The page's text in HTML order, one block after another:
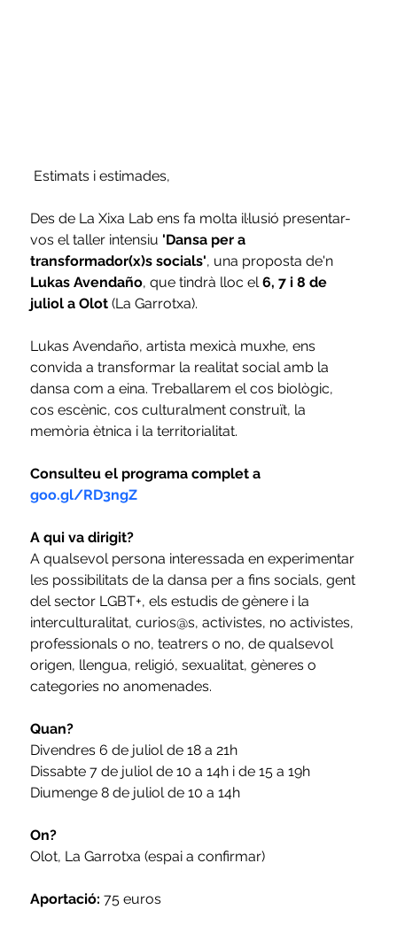
Estimats i estimades,
Des de La Xixa Lab ens fa molta il·lusió presentar-
vos el taller intensiu 'Dansa per a
transformador(x)s socials', una proposta de'n
Lukas Avendaño, que tindrà lloc el 6, 7 i 8 de
juliol a Olot (La Garrotxa).
Lukas Avendaño, artista mexicà muxhe, ens
convida a transformar la realitat social amb la
dansa com a eina. Treballarem el cos biològic,
cos escènic, cos culturalment construït, la
memòria ètnica i la territorialitat.
Consulteu el programa complet a
goo.gl/RD3ngZ
A qui va dirigit?
A qualsevol persona interessada en experimentar
les possibilitats de la dansa per a fins socials, gent
del sector LGBT+, els estudis de gènere i la
interculturalitat, curios@s, activistes, no activistes,
professionals o no, teatrers o no, de qualsevol
origen, llengua, religió, sexualitat, gèneres o
categories no anomenades.
Quan?
Divendres 6 de juliol de 18 a 21h
Dissabte 7 de juliol de 10 a 14h i de 15 a 19h
Diumenge 8 de juliol de 10 a 14h
On?
Olot, La Garrotxa (espai a confirmar)
Aportació: 75 euros